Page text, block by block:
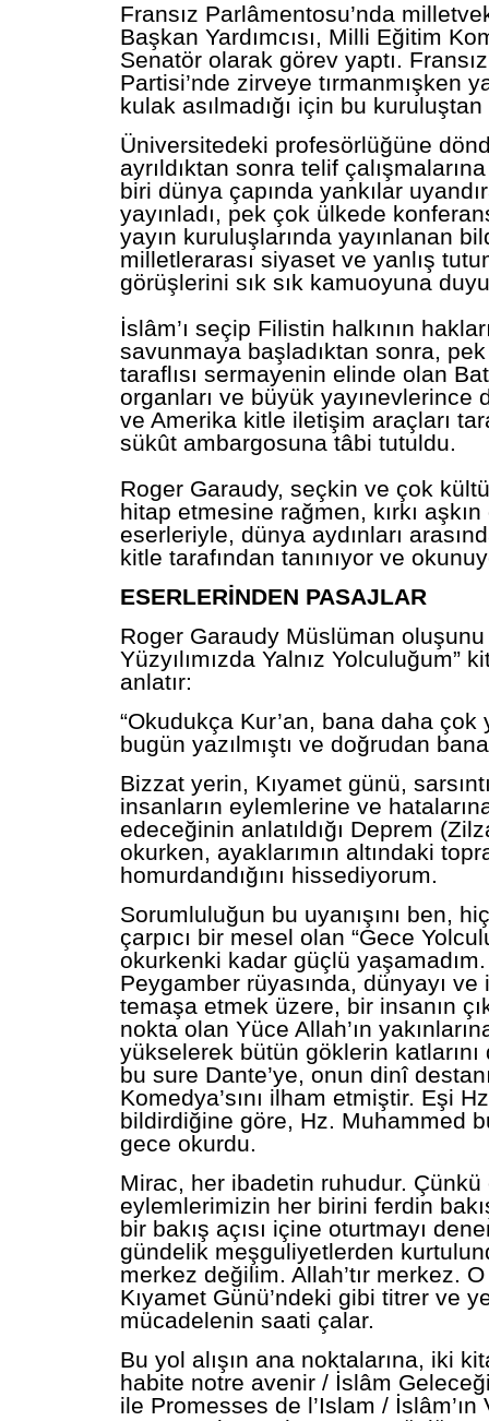
Fransız Parlâmentosu’nda
Başkan Yardımcısı, Milli Eğitim
Senatör olarak görev yaptı.
Partisi’nde zirveye tırmanmışken
kulak asılmadığı için bu
Üniversitedeki profesörlüğüne
ayrıldıktan sonra telif
biri dünya çapında yankılar
yayınladı, pek çok ülkede
yayın kuruluşlarında yayınlanan
milletlerarası siyaset ve yanlış
görüşlerini sık sık kamuoyuna
İslâm’ı seçip Filistin halkının
savunmaya başladıktan sonra,
taraflısı sermayenin elinde olan
organları ve büyük yayınevlerince
ve Amerika kitle iletişim araçları
sükût ambargosuna tâbi tutuldu.
Roger Garaudy, seçkin ve çok
hitap etmesine rağmen, kırkı
eserleriyle, dünya aydınları
kitle tarafından tanınıyor ve
ESERLERİNDEN PASAJLAR
Roger Garaudy Müslüman oluşunu
Yüzyılımızda Yalnız Yolculuğum”
anlatır:
“Okudukça Kur’an, bana daha çok
bugün yazılmıştı ve doğrudan
Bizzat yerin, Kıyamet günü,
insanların eylemlerine ve
edeceğinin anlatıldığı Deprem
okurken, ayaklarımın altındaki
homurdandığını hissediyorum.
Sorumluluğun bu uyanışını ben,
çarpıcı bir mesel olan “Gece
okurkenki kadar güçlü
Peygamber rüyasında, dünyayı ve
temaşa etmek üzere, bir insanın
nokta olan Yüce Allah’ın
yükselerek bütün göklerin katlarını
bu sure Dante’ye, onun dinî
Komedya’sını ilham etmiştir. Eşi
bildirdiğine göre, Hz. Muhammed
gece okurdu.
Mirac, her ibadetin ruhudur. Çünkü
eylemlerimizin her birini ferdin
bir bakış açısı içine oturtmayı
gündelik meşguliyetlerden
merkez değilim. Allah’tır merkez.
Kıyamet Günü’ndeki gibi titrer ve
mücadelenin saati çalar.
Bu yol alışın ana noktalarına, iki
habite notre avenir / İslâm
ile Promesses de l’Islam / İslâm’ın